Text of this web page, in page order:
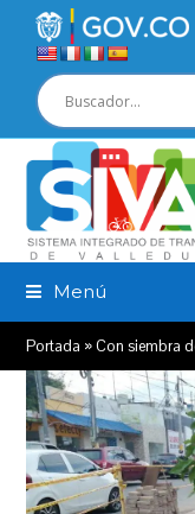
Menú
Portada »Con siembra